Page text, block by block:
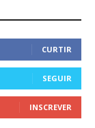
CURTIR
SEGUIR
INSCREVER